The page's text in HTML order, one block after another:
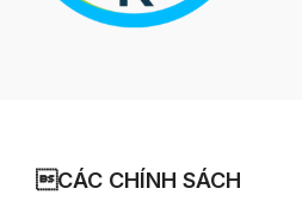
CÁC CHÍNH SÁCH